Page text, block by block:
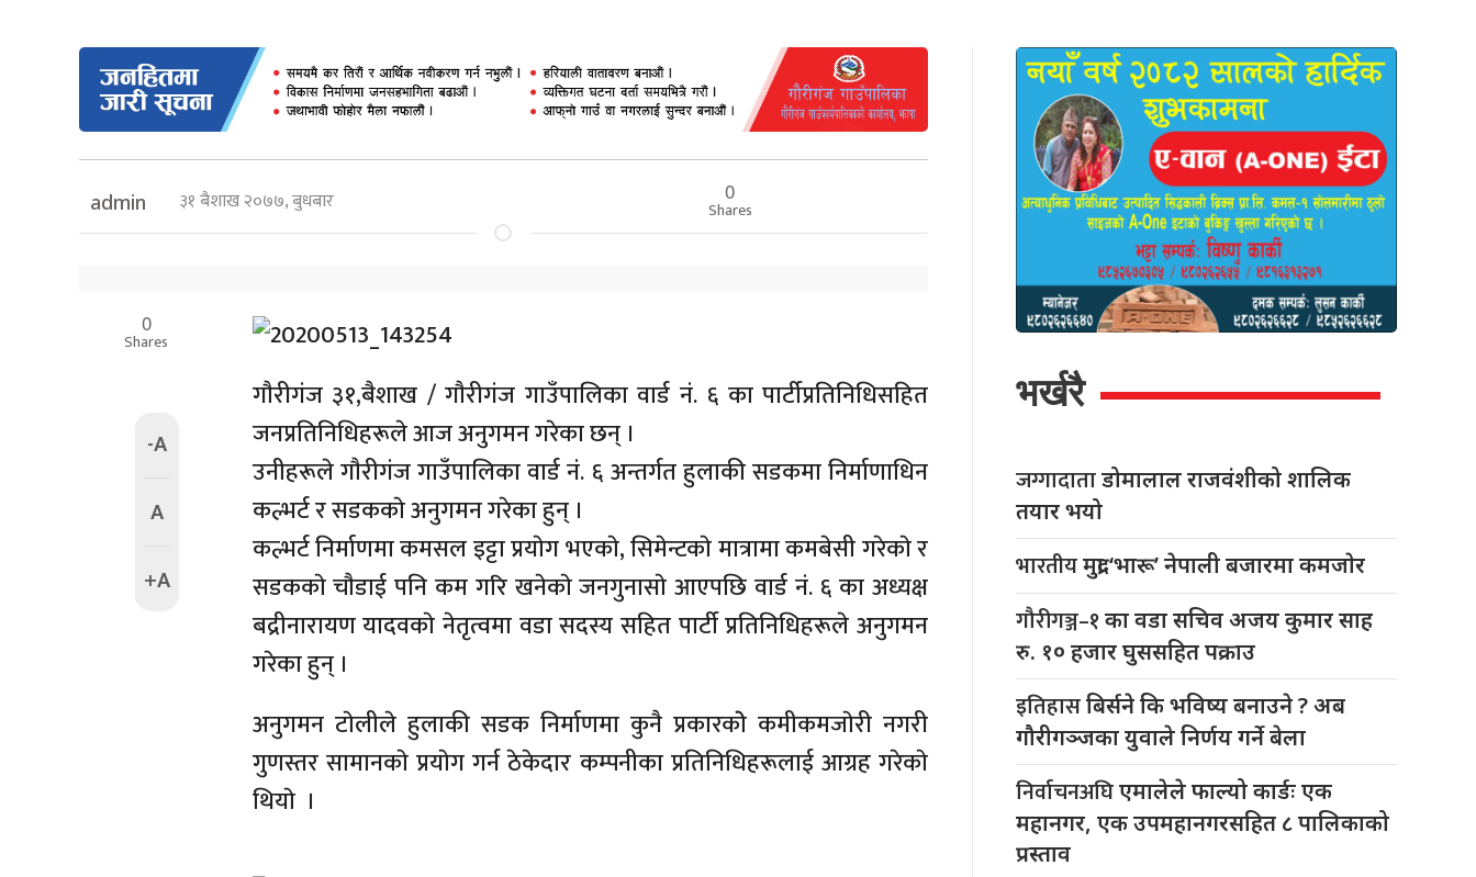
admin ३१ बैशाख २०७७, बुधबार 0
Shares
0
Shares
-A
A
+A
गाैरीगंज ३१,बैशाख / गाैरीगंज गाउँपालिका वार्ड नं. ६ का पार्टीप्रतिनिधिसहित
जनप्रतिनिधिहरूले आज अनुगमन गरेका छन् ।
उनीहरूले गाैरीगंज गाउँपालिका वार्ड नं. ६ अन्तर्गत हुलाकी सडकमा निर्माणाधिन
कल्भर्ट र सडककाे अनुगमन गरेका हुन् ।
कल्भर्ट निर्माणमा कमसल इट्टा प्रयाेग भएकाे, सिमेन्टकाे मात्रामा कमबेसी गरेकाे र
सडककाे चाैडाई पनि कम गरि खनेकाे जनगुनासाे आएपछि वार्ड नं. ६ का अध्यक्ष
बद्रीनारायण यादवकाे नेतृत्वमा वडा सदस्य सहित पार्टी प्रतिनिधिहरूले अनुगमन
गरेका हुन् ।
अनुगमन टाेलीले हुलाकी सडक निर्माणमा कुनै प्रकारकाेे कमीकमजाेरी नगरी
गुणस्तर सामानकाे प्रयाेग गर्न ठेकेदार कम्पनीका प्रतिनिधिहरूलाई आग्रह गरेकाे
थियाे ।
भर्खरै
जग्गादाताडोमालाल राजवंशीको शालिक
तयार भयो
भारतीयमुद्रा ‘भारू’ नेपाली बजारमा कमजाेर
गौरीगञ्ज–१का वडा सचिव अजय कुमार साह
रु. १० हजार घुससहित पक्राउ
इतिहासबिर्सने कि भविष्य बनाउने ? अब
गौरीगञ्जका युवाले निर्णय गर्ने बेला
निर्वाचनअघिएमालेले फाल्यो कार्डः एक
महानगर, एक उपमहानगरसहित ८ पालिकाको
प्रस्ताव